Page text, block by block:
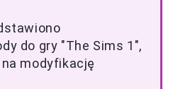
do gry "The Sims 1",
modyfikację